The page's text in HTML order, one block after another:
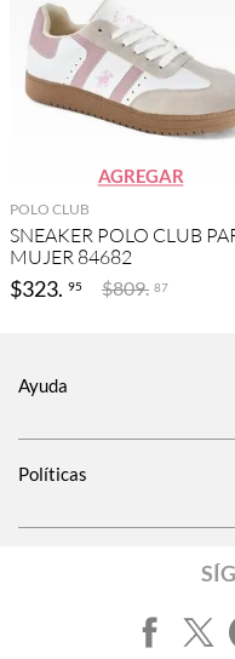
AGREGAR
POLO CLUB
SNEAKER POLO CLUB
MUJER 84682
$323. 95 $809. 87
Ayuda
Políticas